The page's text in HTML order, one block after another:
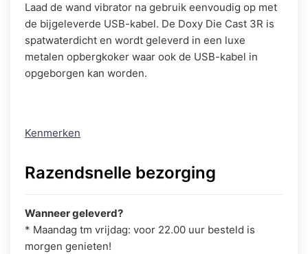
Laad de wand vibrator na gebruik eenvoudig op met
de bijgeleverde USB-kabel. De Doxy Die Cast 3R is
spatwaterdicht en wordt geleverd in een luxe
metalen opbergkoker waar ook de USB-kabel in
opgeborgen kan worden.
Kenmerken
Razendsnelle bezorging
Wanneer geleverd?
* Maandag tm vrijdag: voor 22.00 uur besteld is
morgen genieten!